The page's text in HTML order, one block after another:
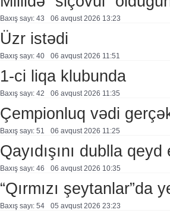
Baxış sayı: 43 06 avqust 2026 13:23
Üzr istədi
Baxış sayı: 40 06 avqust 2026 11:51
1-ci liqa klubunda
Baxış sayı: 42 06 avqust 2026 11:35
Çempionluq vədi
Baxış sayı: 51 06 avqust 2026 11:25
Qayıdışını dublla qeyd
Baxış sayı: 46 06 avqust 2026 10:35
“Qırmızı şeytanlar”da
Baxış sayı: 54 05 avqust 2026 23:23